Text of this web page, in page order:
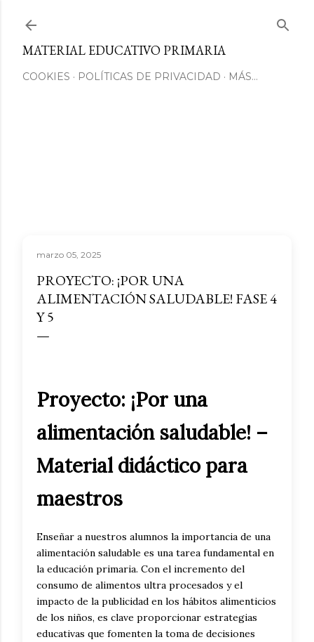
MATERIAL EDUCATIVO PRIMARIA
COOKIES POLÍTICAS DE PRIVACIDAD MÁS…
marzo 05, 2025
PROYECTO: ¡POR UNA
ALIMENTACIÓN SALUDABLE! FASE 4
Y 5
Proyecto: ¡Por una
alimentación saludable! –
Material didáctico para
maestros
Enseñar a nuestros alumnos la importancia de una
alimentación saludable es una tarea fundamental en
la educación primaria. Con el incremento del
consumo de alimentos ultra procesados y el
impacto de la publicidad en los hábitos alimenticios
de los niños, es clave proporcionar estrategias
educativas que fomenten la toma de decisiones